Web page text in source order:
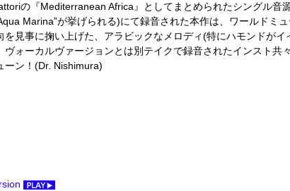
の『Mediterranean Africa』としてまとめられたシングル音
Marina”が挙げられる)にて録音された本作は、ワールドミ
を見事に掬い上げた、アラビックなメロディ(特にハモンドがイ
ォーカルヴァージョンとは別テイクで録音されたインスト共
ーン！(Dr. Nishimura)